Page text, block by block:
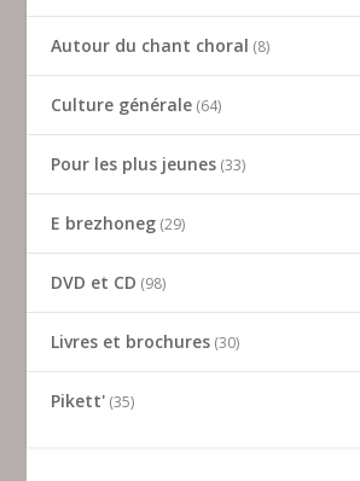
Autour du chant choral 8
Culture générale 64
Pour les plus jeunes 33
E brezhoneg 29
DVD et CD 98
Livres et brochures 30
Pikett' 35